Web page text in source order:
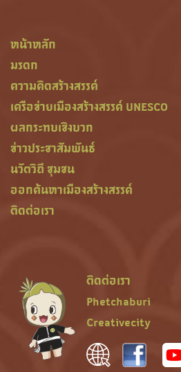
หน้าหลัก
มรดก
ความคิดสร้างสรรค์
เครือข่ายเมืองสร้างสรรค์ UNESCO
ผลกระทบเชิงบวก
ข่าวประชาสัมพันธ์
นวัตวิถี ชุมชน
ออกค้นหาเมืองสร้างสรรค์
ติดต่อเรา
ติดต่อเรา
Phetchaburi
Creativecity